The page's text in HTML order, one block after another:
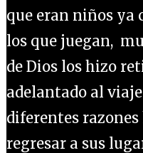
que eran niños ya
los que juegan,
de Dios los hizo
adelantado al
diferentes
regresar a sus